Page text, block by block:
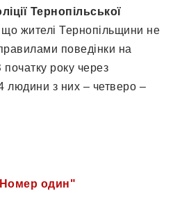
Тернопільської
що жителі Тернопільщини не
поведінки на
року через
людини з них – четверо –
один"